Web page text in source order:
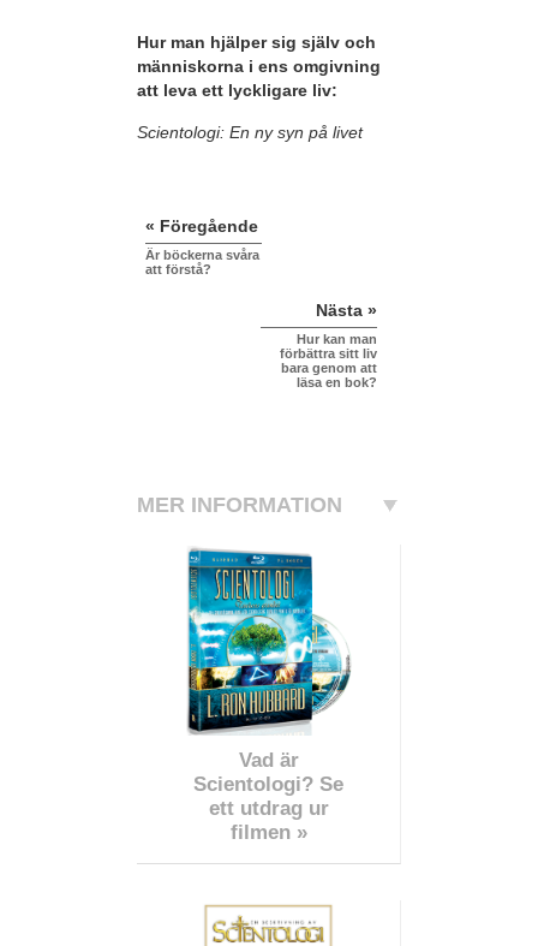
Hur man hjälper sig själv och
människorna i ens omgivning
att leva ett lyckligare liv:
Scientologi: En ny syn på livet
« Föregående
Är böckerna svåra
att förstå?
Nästa »
Hur kan man
förbättra sitt liv
bara genom att
läsa en bok?
MER INFORMATION
Vad är
Scientologi? Se
ett utdrag ur
filmen »